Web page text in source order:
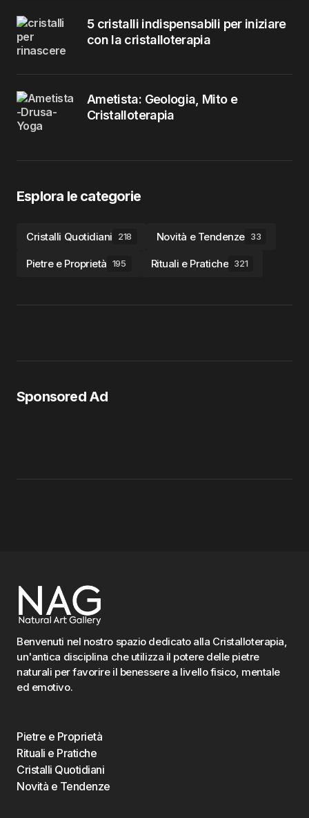
5 cristalli indispensabili per iniziare
con la cristalloterapia
Ametista: Geologia, Mito e
Cristalloterapia
Esplora le categorie
Cristalli Quotidiani 218 Novità e Tendenze 33
Pietre e Proprietà 195 Rituali e Pratiche 321
Sponsored Ad
Benvenuti nel nostro spazio dedicato alla Cristalloterapia,
un'antica disciplina che utilizza il potere delle pietre
naturali per favorire il benessere a livello fisico, mentale
ed emotivo.
Pietre e Proprietà
Rituali e Pratiche
Cristalli Quotidiani
Novità e Tendenze